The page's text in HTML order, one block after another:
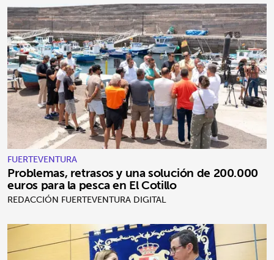
FUERTEVENTURA
Problemas, retrasos y una solución de 200.000
euros para la pesca en El Cotillo
REDACCIÓN FUERTEVENTURA DIGITAL